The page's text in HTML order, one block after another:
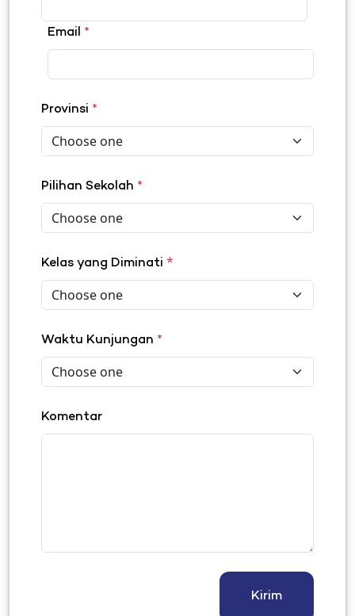
Email *
Provinsi *
Pilihan Sekolah *
Kelas yang Diminati *
Waktu Kunjungan *
Komentar
Kirim